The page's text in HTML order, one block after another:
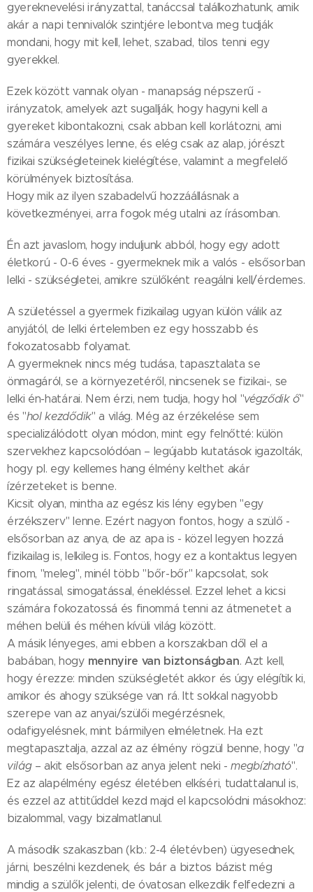
gyereknevelési irányzattal, tanáccsal találkozhatunk, amik
akár a napi tennivalók szintjére lebontva meg tudják
mondani, hogy mit kell, lehet, szabad, tilos tenni egy
gyerekkel.
Ezek között vannak olyan - manapság népszerű -
irányzatok, amelyek azt sugallják, hogy hagyni kell a
gyereket kibontakozni, csak abban kell korlátozni, ami
számára veszélyes lenne, és elég csak az alap, jórészt
fizikai szükségleteinek kielégítése, valamint a megfelelő
körülmények biztosítása.
Hogy mik az ilyen szabadelvű hozzáállásnak a
következményei, arra fogok még utalni az írásomban.
Én azt javaslom, hogy induljunk abból, hogy egy adott
életkorú - 0-6 éves - gyermeknek mik a valós - elsősorban
lelki - szükségletei, amikre szülőként reagálni kell/érdemes.
A születéssel a gyermek fizikailag ugyan külön válik az
anyjától, de lelki értelemben ez egy hosszabb és
fokozatosabb folyamat.
A gyermeknek nincs még tudása, tapasztalata se
önmagáról, se a környezetéről, nincsenek se fizikai-, se
lelki én-határai. Nem érzi, nem tudja, hogy hol "végződik ő"
és "hol kezdődik" a világ. Még az érzékelése sem
specializálódott olyan módon, mint egy felnőtté: külön
szervekhez kapcsolódóan – legújabb kutatások igazolták,
hogy pl. egy kellemes hang élmény kelthet akár
ízérzeteket is benne.
Kicsit olyan, mintha az egész kis lény egyben "egy
érzékszerv" lenne. Ezért nagyon fontos, hogy a szülő -
elsősorban az anya, de az apa is - közel legyen hozzá
fizikailag is, lelkileg is. Fontos, hogy ez a kontaktus legyen
finom, "meleg", minél több "bőr-bőr" kapcsolat, sok
ringatással, simogatással, énekléssel. Ezzel lehet a kicsi
számára fokozatossá és finommá tenni az átmenetet a
méhen belüli és méhen kívüli világ között.
A másik lényeges, ami ebben a korszakban dől el a
babában, hogy mennyire van biztonságban. Azt kell,
hogy érezze: minden szükségletét akkor és úgy elégítik ki,
amikor és ahogy szüksége van rá. Itt sokkal nagyobb
szerepe van az anyai/szülői megérzésnek,
odafigyelésnek, mint bármilyen elméletnek. Ha ezt
megtapasztalja, azzal az az élmény rögzül benne, hogy "a
világ– akit elsősorban az anya jelent neki -megbízható".
Ez az alapélmény egész életében elkíséri, tudattalanul is,
és ezzel az attitűddel kezd majd el kapcsolódni másokhoz:
bizalommal, vagy bizalmatlanul.
A második szakaszban (kb.: 2-4 életévben) ügyesednek,
járni, beszélni kezdenek, és bár a biztos bázist még
mindig a szülők jelenti, de óvatosan elkezdik felfedezni a